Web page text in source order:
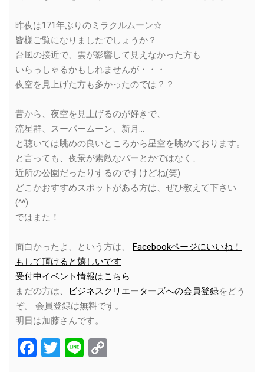
昨夜は171年ぶりのミラクルムーン☆
皆様ご覧になりましたでしょうか？
台風の接近で、雲が影響して見えなかった方も
いらっしゃるかもしれませんが・・・
夜空を見上げた方も多かったのでは？？
昔から、夜空を見上げるのが好きで、
流星群、スーパームーン、新月…
と聴いては眺めの良いところから星空を眺めております。
と言っても、夜景が素敵なバーとかではなく、
近所の公園だったりするのですけどね(笑)
どこかおすすめスポットがある方は、ぜひ教えて下さい
(^^)
ではまた！
面白かったよ、という方は、 Facebookページにいいね！
もして頂けると嬉しいです
受付中イベント情報はこちら
まだの方は、
ビジネスクリエーターズへの会員登録をどう
ぞ。 会員登録は無料です。
明日は加藤さんです。
Facebook
Twitter
Line